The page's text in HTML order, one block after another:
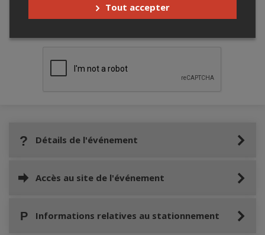
Merci de confirmer que vous n'êtes pas un
Détails de l'événement
Accès au site de l'événement
Informations relatives au stationnement
Tout accepter